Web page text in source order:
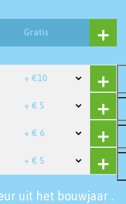
Gratis
+ €10
+ € 5
+ € 6
+ € 5
uit het bouwjaar .